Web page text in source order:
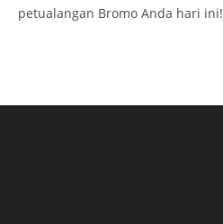
petualangan Bromo Anda hari ini!